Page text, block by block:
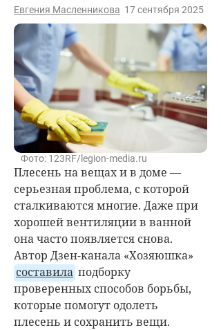
Евгения Масленникова 17 сентября 2025
Фото: 123RF/legion-media.ru
Плесень на вещах и в доме —
серьезная проблема, с которой
сталкиваются многие. Даже при
хорошей вентиляции в ванной
она часто появляется снова.
Автор Дзен-канала «Хозяюшка»
составила подборку
проверенных способов борьбы,
которые помогут одолеть
плесень и сохранить вещи.